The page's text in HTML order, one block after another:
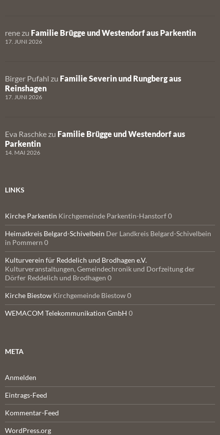
rene zu Familie Brügge und Westendorf aus Parkentin
17. JUNI 2026
Birger Pufahl zu Familie Severin und Rungberg aus
Reinshagen
17. JUNI 2026
Eva Raschke zu Familie Brügge und Westendorf aus
Parkentin
14. MAI 2026
LINKS
Kirche Parkentin Kirchgemeinde Parkentin-Hanstorf 0
Heimatkreis Belgard-Schivelbein Der Landkreis Belgard-Schivelbein
in Pommern 0
Kulturverein für Reddelich und Brodhagen e.V.
Kulturveranstaltungen, Gemeindechronik und Dorfzeitung der
Dörfer Reddelich und Brodhagen 0
Kirche Biestow Kirchgemeinde Biestow 0
WEMACOM Telekommunikation GmbH 0
META
Anmelden
Eintrags-Feed
Kommentar-Feed
WordPress.org